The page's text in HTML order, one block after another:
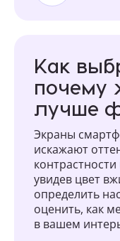
Как
почему
лучше
Экраны
искажают
увидев цвет
определить
оценить, как
в вашем